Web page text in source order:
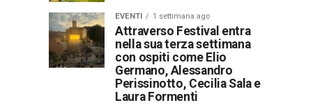
EVENTI 1 settimana ago
Attraverso Festival entra
nella sua terza settimana
con ospiti come Elio
Germano, Alessandro
Perissinotto, Cecilia Sala e
Laura Formenti